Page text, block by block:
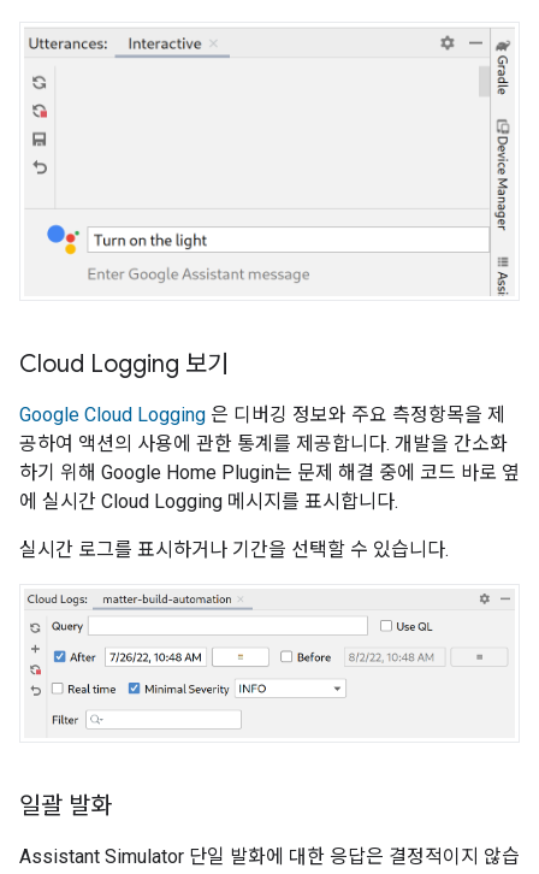
Cloud Logging 보기
Google Cloud Logging 은 디버깅 정보와 주요 측정항목을 제
공하여 액션의 사용에 관한 통계를 제공합니다. 개발을 간소화
하기 위해 Google Home Plugin는 문제 해결 중에 코드 바로 옆
에 실시간 Cloud Logging 메시지를 표시합니다.
실시간 로그를 표시하거나 기간을 선택할 수 있습니다.
일괄 발화
Assistant Simulator 단일 발화에 대한 응답은 결정적이지 않습